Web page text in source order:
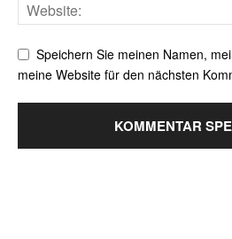
Speichern Sie meinen Namen,
meine Website für den nächsten